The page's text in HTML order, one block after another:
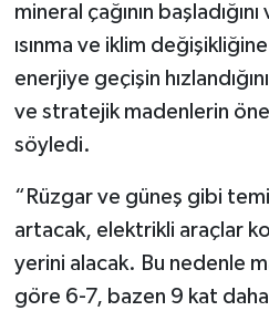
mineral çağının
ısınma ve iklim
enerjiye geçişin
ve stratejik madenlerin
söyledi.
“Rüzgar ve güneş gibi
artacak, elektrikli araçlar
yerini alacak. Bu nedenle
göre 6-7, bazen 9 kat
Tavşanlı
Teknoloji
Türkiye
Video Galeri
Yaşam